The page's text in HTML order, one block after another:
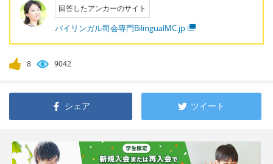
回答したアンカーのサイト
バイリンガル司会専門BilingualMC.jp
8 9042
シェア ツイート